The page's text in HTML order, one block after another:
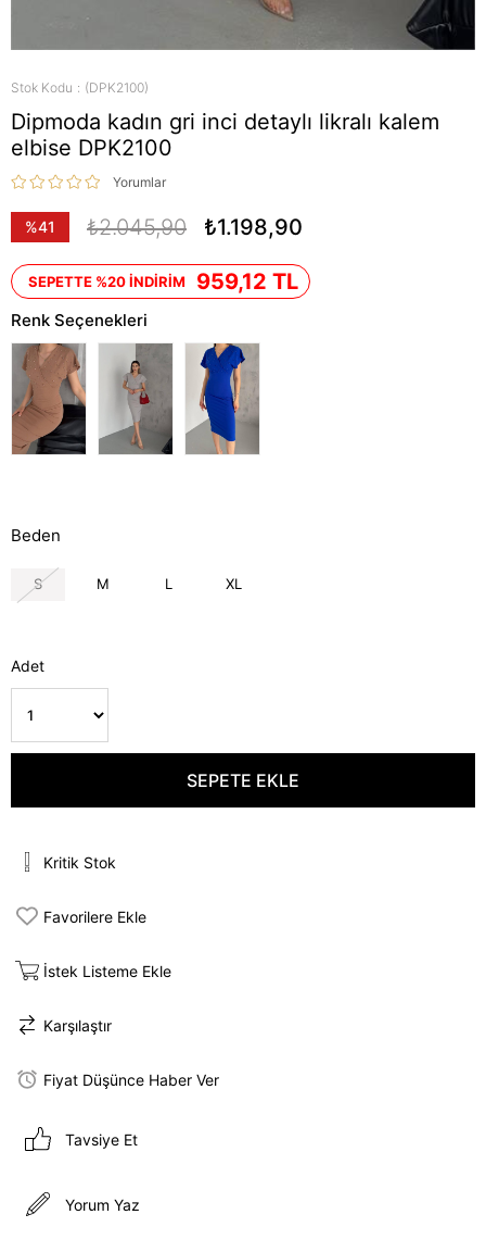
Stok Kodu (DPK2100)
Dipmoda kadın gri inci detaylı likralı kalem
elbise DPK2100
Yorumlar
%41
₺2.045,90 ₺1.198,90
SEPETTE %20 İNDİRİM 959,12 TL
Renk Seçenekleri
Beden
S M L XL
Adet
Kritik Stok
Favorilere Ekle
İstek Listeme Ekle
Karşılaştır
Fiyat Düşünce Haber Ver
Tavsiye Et
Yorum Yaz